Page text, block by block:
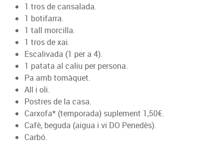
1 tros de cansalada.
1 botifarra.
1 tall morcilla.
1 tros de xai.
Escalivada (1 per a 4).
1 patata al caliu per persona.
Pa amb tomàquet.
All i oli.
Postres de la casa.
Carxofa* (temporada) suplement 1,50€.
Cafè, beguda (aigua i vi DO Penedès).
Carbó.